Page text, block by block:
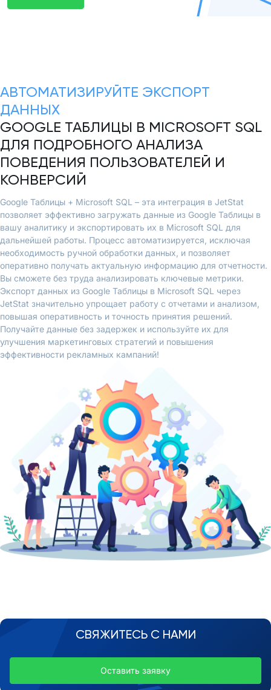
АВТОМАТИЗИРУЙТЕ ЭКСПОРТ
ДАННЫХ
GOOGLE ТАБЛИЦЫ В MICROSOFT SQL
ДЛЯ ПОДРОБНОГО АНАЛИЗА
ПОВЕДЕНИЯ ПОЛЬЗОВАТЕЛЕЙ И
КОНВЕРСИЙ
Google Таблицы + Microsoft SQL – эта интеграция в JetStat
позволяет эффективно загружать данные из Google Таблицы в
вашу аналитику и экспортировать их в Microsoft SQL для
дальнейшей работы. Процесс автоматизируется, исключая
необходимость ручной обработки данных, и позволяет
оперативно получать актуальную информацию для отчетности.
Вы сможете без труда анализировать ключевые метрики.
Экспорт данных из Google Таблицы в Microsoft SQL через
JetStat значительно упрощает работу с отчетами и анализом,
повышая оперативность и точность принятия решений.
Получайте данные без задержек и используйте их для
улучшения маркетинговых стратегий и повышения
эффективности рекламных кампаний!
СВЯЖИТЕСЬ С НАМИ
Оставить заявку